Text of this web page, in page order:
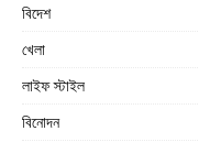
বিদেশ
খেলা
লাইফ স্টাইল
বিনোদন